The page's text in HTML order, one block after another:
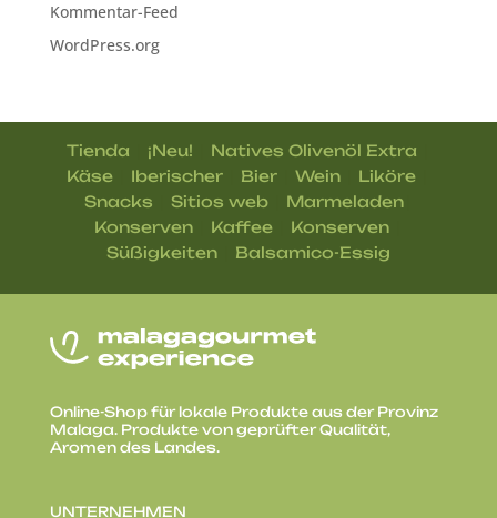
Kommentar-Feed
WordPress.org
Tienda ¡Neu! Natives Olivenöl Extra
Käse Iberischer Bier |Wein Liköre
Snacks Sitios web| Marmeladen|
Konserven| Kaffee| Konserven|
Süßigkeiten| Balsamico-Essig
Online-Shop für lokale Produkte aus der Provinz
Malaga. Produkte von geprüfter Qualität,
Aromen des Landes.
UNTERNEHMEN